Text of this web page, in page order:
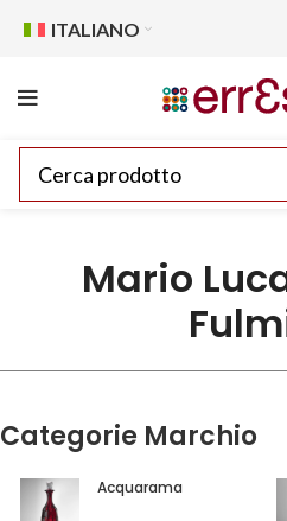
ITALIANO
Mario
Categorie Marchio
Acquarama